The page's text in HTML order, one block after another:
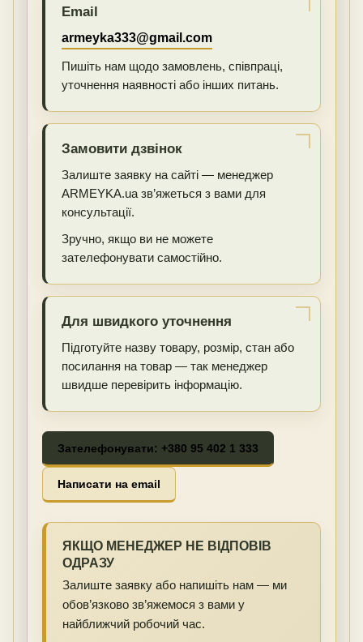
Email
armeyka333@gmail.com
Пишіть нам щодо замовлень, співпраці,
уточнення наявності або інших питань.
Замовити дзвінок
Залиште заявку на сайті — менеджер
ARMEYKA.ua зв’яжеться з вами для
консультації.
Зручно, якщо ви не можете
зателефонувати самостійно.
Для швидкого уточнення
Підготуйте назву товару, розмір, стан або
посилання на товар — так менеджер
швидше перевірить інформацію.
Зателефонувати: +380 95 402 1 333
Написати на email
ЯКЩО МЕНЕДЖЕР НЕ ВІДПОВІВ
ОДРАЗУ
Залиште заявку або напишіть нам — ми
обов’язково зв’яжемося з вами у
найближчий робочий час.